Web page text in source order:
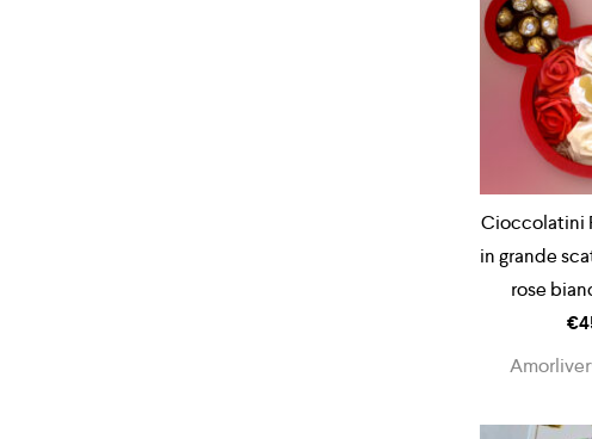
Cioccolatini
in grande
rose
€